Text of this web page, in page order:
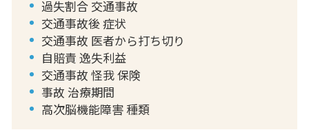
過失割合 交通事故
交通事故後 症状
交通事故 医者から打ち切り
自賠責 逸失利益
交通事故 怪我 保険
事故 治療期間
高次脳機能障害 種類